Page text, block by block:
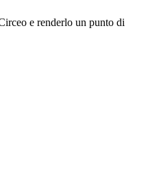
e renderlo un punto di